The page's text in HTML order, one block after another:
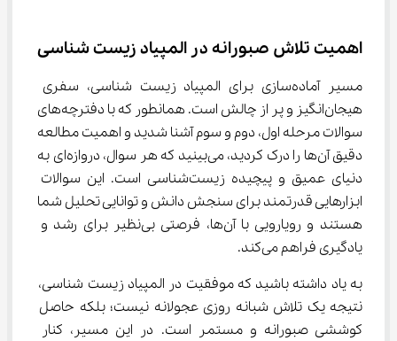
اهمیت تلاش صبورانه در المپیاد زیست شناسی
مسیر آماده‌سازی برای المپیاد زیست شناسی، سفری
هیجان‌انگیز و پر از چالش است. همانطور که با دفترچه‌های
سوالات مرحله اول، دوم و سوم آشنا شدید و اهمیت مطالعه
دقیق آن‌ها را درک کردید، می‌بینید که هر سوال، دروازه‌ای به
دنیای عمیق و پیچیده زیست‌شناسی است. این سوالات
ابزارهایی قدرتمند برای سنجش دانش و توانایی تحلیل شما
هستند و رویارویی با آن‌ها، فرصتی بی‌نظیر برای رشد و
یادگیری فراهم می‌کند.
به یاد داشته باشید که موفقیت در المپیاد زیست شناسی،
نتیجه یک تلاش شبانه روزی عجولانه نیست؛ بلکه حاصل
کوششی صبورانه و مستمر است. در این مسیر، کنار